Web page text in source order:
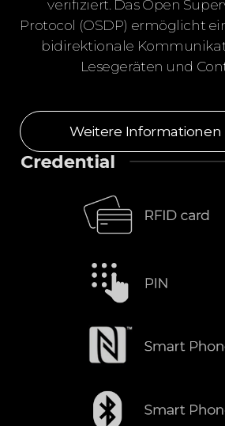
verifiziert. Das Open
Protocol (OSDP) ermöglicht
bidirektionale
Lesegeräten und
Weitere Informationen